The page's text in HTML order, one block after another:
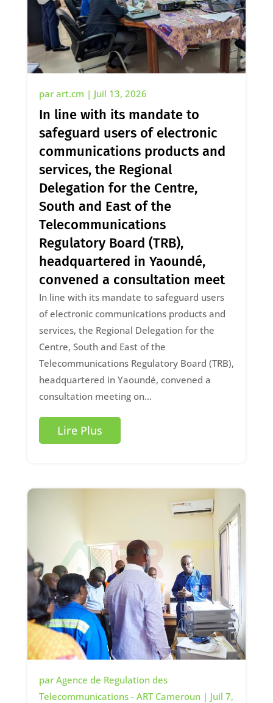
In line with its mandate to
safeguard users of electronic
communications products and
services, the Regional
Delegation for the Centre,
South and East of the
Telecommunications
Regulatory Board (TRB),
headquartered in Yaoundé,
convened a consultation meet
par art.cm | Juil 13, 2026
In line with its mandate to safeguard users
of electronic communications products and
services, the Regional Delegation for the
Centre, South and East of the
Telecommunications Regulatory Board (TRB),
headquartered in Yaoundé, convened a
consultation meeting on...
Lire Plus
par Agence de Regulation des
Telecommunications - ART Cameroun| Juil 7,